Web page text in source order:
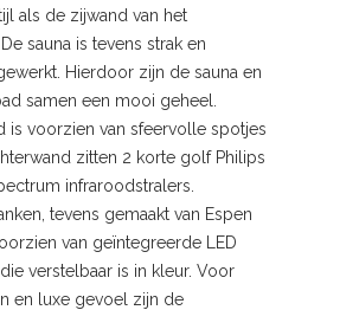
als de zijwand van het
sauna is tevens strak en
Hierdoor zijn de sauna en
samen een mooi geheel.
is voorzien van sfeervolle spotjes
zitten 2 korte golf Philips
infraroodstralers.
tevens gemaakt van Espen
van geïntegreerde LED
verstelbaar is in kleur. Voor
en luxe gevoel zijn de